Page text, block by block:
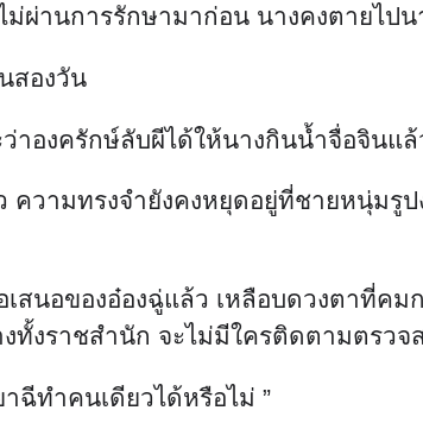
ผ่านการรักษามาก่อน นางคงตายไปน
สองวัน
าองครักษ์ลับผีได้ให้นางกินน้ำจื่อจิน